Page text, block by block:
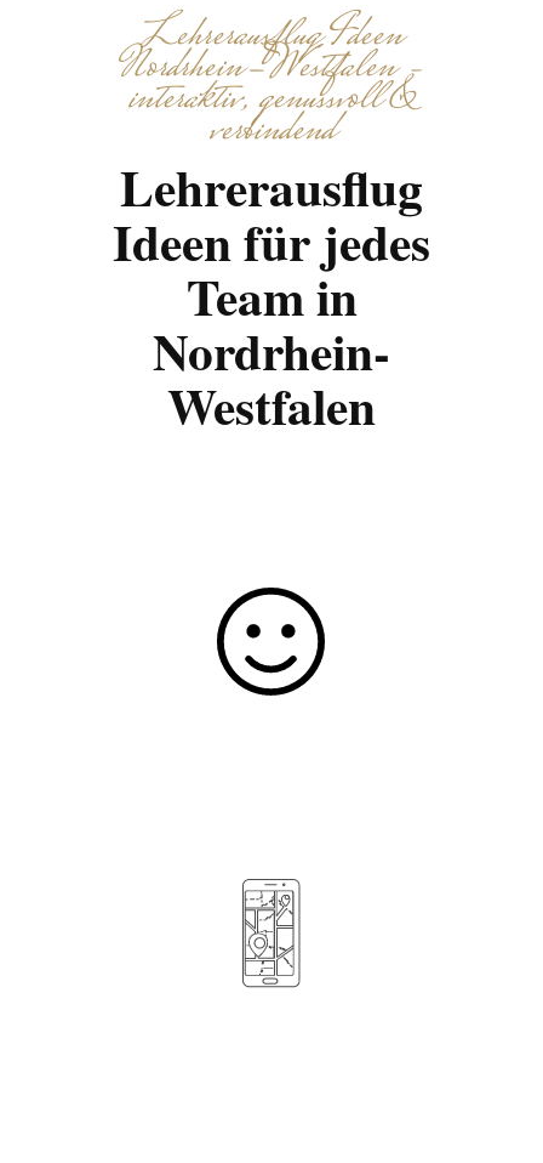
Lehrerausflug Ideen
Nordrhein-Westfalen –
interaktiv, genussvoll &
verbindend
Lehrerausflug
Ideen für jedes
Team in
Nordrhein-
Westfalen